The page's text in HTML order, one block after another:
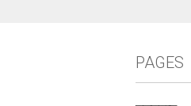
PAGES